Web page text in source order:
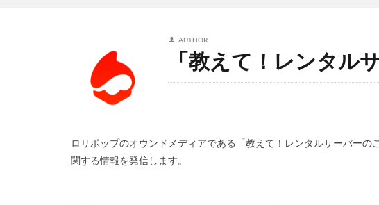
AUTHOR
「教えて！レンタル
ロリポップのオウンドメディアである「教えて！レンタルサーバー
関する情報を発信します。